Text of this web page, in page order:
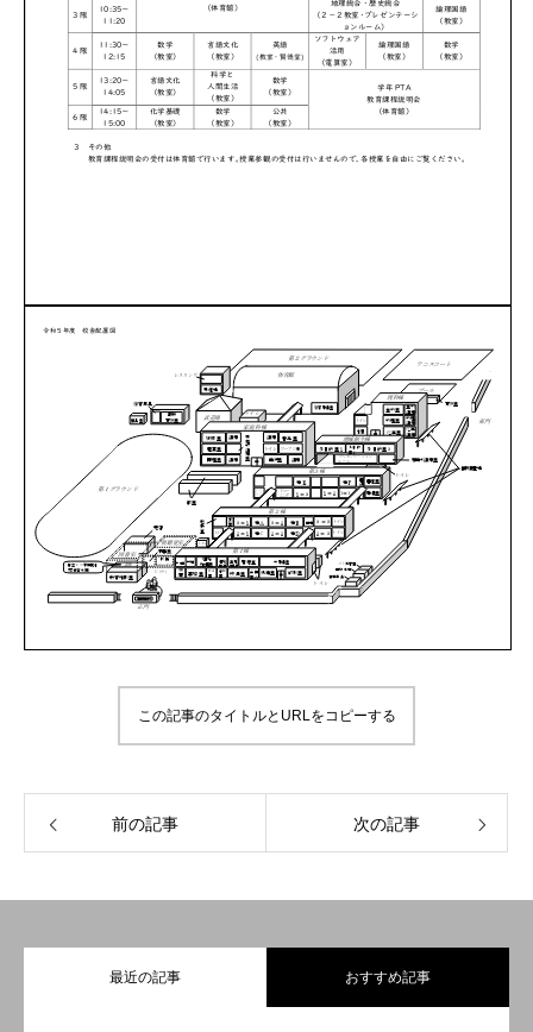
フクコウのひとびと
この記事のタイトルとURLをコピーする
前の記事 次の記事
最近の記事 おすすめ記事